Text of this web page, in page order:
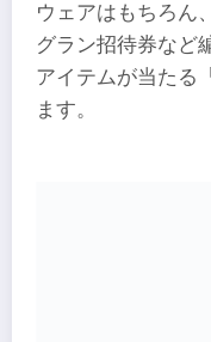
ウェアはもちろん
グラン招待券など​
アイテムが当たる​
ます。